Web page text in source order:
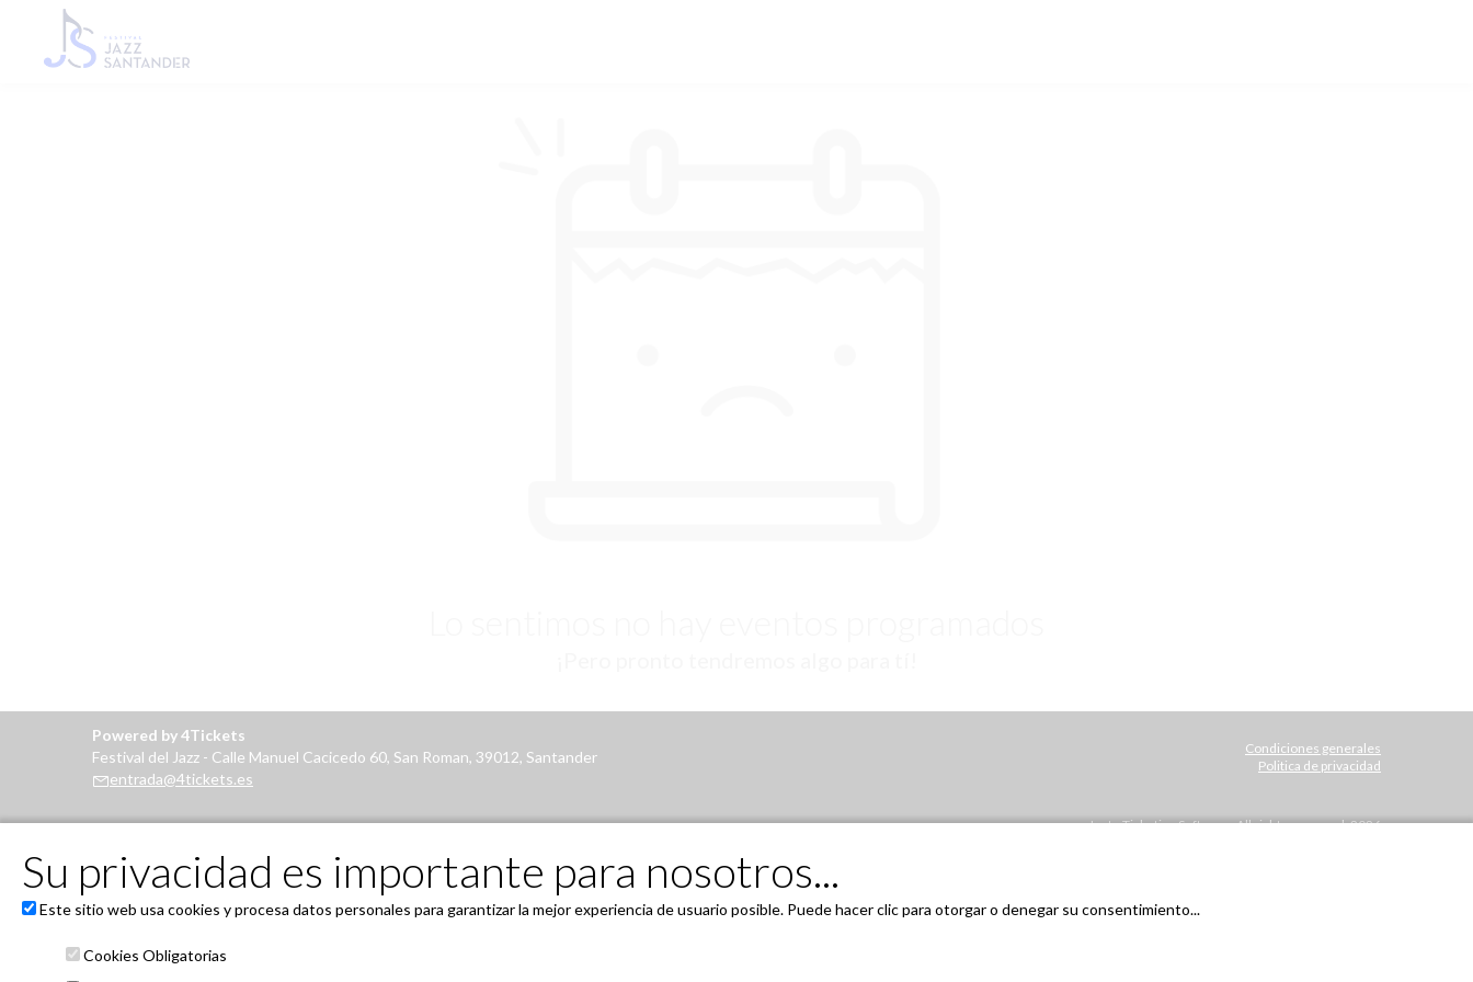
Powered by 4Tickets
Festival del Jazz - Calle Manuel Cacicedo 60, San Roman, 39012, Santander
entrada@4tickets.es
Condiciones generales
Politica de privacidad
Janto Ticketing Software. All rights reserved,2026
Su privacidad es importante para nosotros...
Este sitio web usa cookies y procesa datos personales para garantizar la mejor experiencia de usuario posible. Puede hacer clic para otorgar o denegar su consentimiento...
Cookies Obligatorias